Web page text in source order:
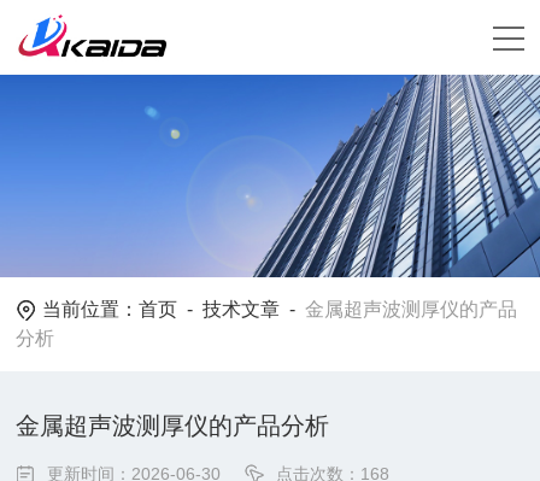
当前位置：首页 -技术文章 - 金属超声波测厚仪的产品
分析
金属超声波测厚仪的产品分析
更新时间：2026-06-30 点击次数：168